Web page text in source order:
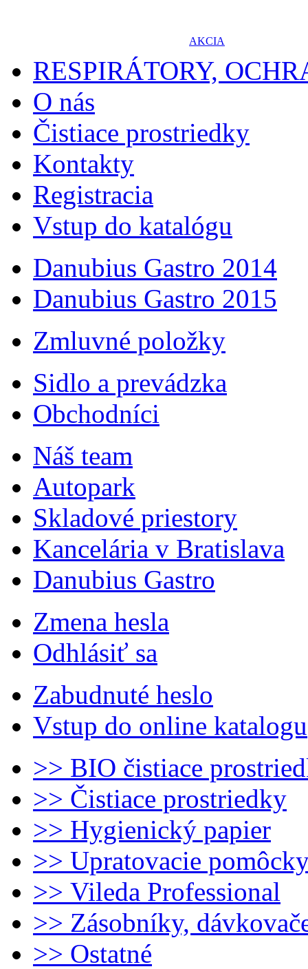
AKCIA
RESPIRÁTORY,
O nás
Čistiace prostriedky
Kontakty
Registracia
Vstup do katalógu
Danubius Gastro 2014
Danubius Gastro 2015
Zmluvné položky
Sidlo a prevádzka
Obchodníci
Náš team
Autopark
Skladové priestory
Kancelária v Bratislava
Danubius Gastro
Zmena hesla
Odhlásiť sa
Zabudnuté heslo
Vstup do online katalogu
>> BIO čistiace
>> Čistiace prostriedky
>> Hygienický papier
>> Upratovacie
>> Vileda Professional
>> Zásobníky,
>> Ostatné